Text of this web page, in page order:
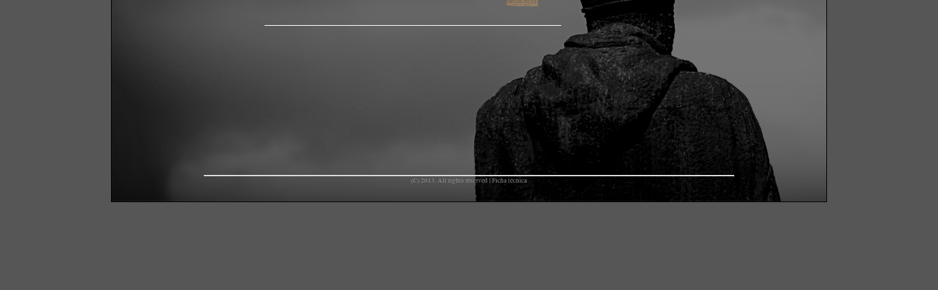
(C) 2013. All rights reserved |Ficha técnica